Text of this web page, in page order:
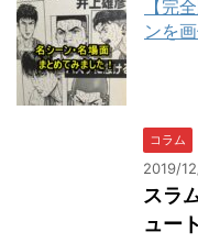
【完
ンを
コラム
2019/
スラ
ュー